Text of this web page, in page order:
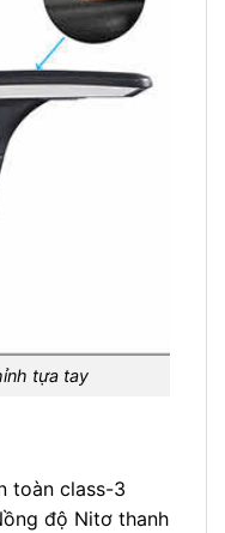
tựa tay
toàn class-3
độ Nitơ thanh